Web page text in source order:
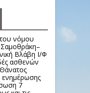
νόμου
Βλάβη Ι/Φ
ασθενών
7